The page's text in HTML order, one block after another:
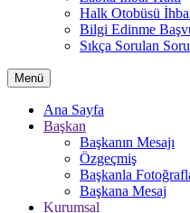
Halk Otobüsü
Bilgi Edinme
Sıkça Sorulan
Menü
Ana Sayfa
Başkan
Başkanın Mesajı
Özgeçmiş
Başkanla
Başkana Mesaj
Kurumsal